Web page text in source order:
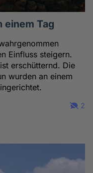
einem Tag
Einfluss steigern.
erschütternd. Die
wurden an einem
2